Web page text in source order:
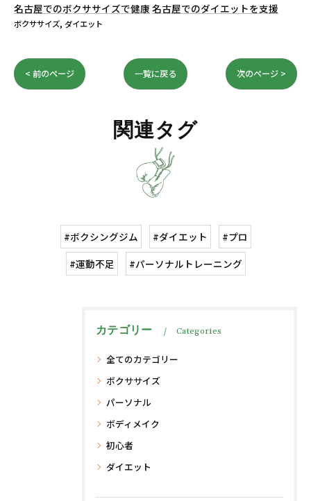
名古屋でのボクササイズで健康名古屋でのダイエットを支援
ボクササイズ ダイエット
< 前のページ 一覧に戻る 次のページ >
関連タグ
#ボクシングジム #ダイエット
#プロ
#運動不足
#パーソナルトレーニング
カテゴリー Categories
全てのカテゴリー
ボクササイズ
パーソナル
ボディメイク
初心者
ダイエット